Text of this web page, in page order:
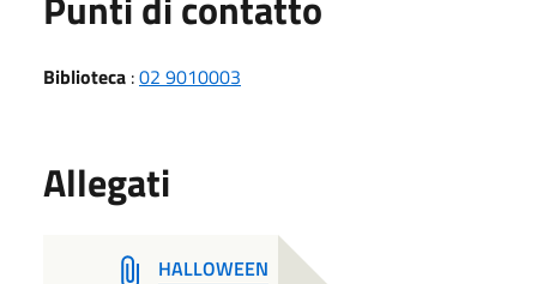
Biblioteca :02 9010003
Allegati
HALLOWEEN